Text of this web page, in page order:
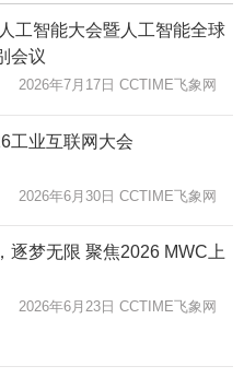
工智能大会暨人工智能全球
会议
2026年7月17日 CCTIME飞象网
工业互联网大会
2026年6月30日 CCTIME飞象网
聚焦2026 MWC上
2026年6月23日 CCTIME飞象网